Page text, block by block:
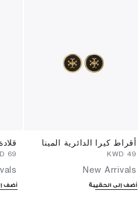
أقراط كيرا الدائرية المينا
New Arrivals
أضف إلى الحقيبة أضف